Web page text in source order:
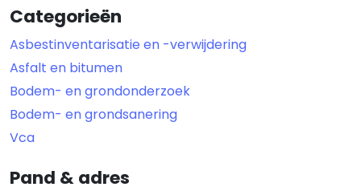
Categorieën
Asbestinventarisatie en -verwijdering
Asfalt en bitumen
Bodem- en grondonderzoek
Bodem- en grondsanering
Vca
Pand & adres